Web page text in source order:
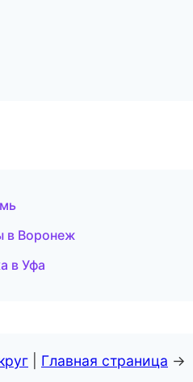
в Воронеж
в Уфа
Главная страница →